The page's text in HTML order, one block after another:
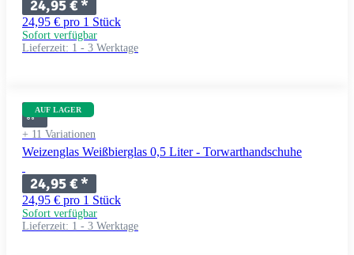
24,95 €*
24,95 € pro 1 Stück
Sofort verfügbar
Lieferzeit: 1 - 3 Werktage
AUF LAGER
+ 11 Variationen
Weizenglas Weißbierglas 0,5 Liter - Torwarthandschuhe
24,95 €*
24,95 € pro 1 Stück
Sofort verfügbar
Lieferzeit: 1 - 3 Werktage